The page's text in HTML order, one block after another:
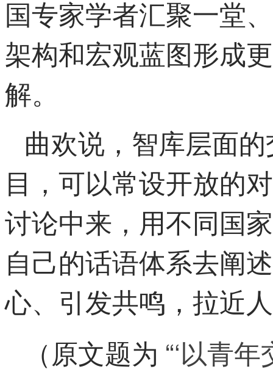
国专家学者汇聚一堂
架构和宏观蓝图形成
解。
曲欢说，智库层面
目，可以常设开放的
讨论中来，用不同国
自己的话语体系去阐
心、引发共鸣，拉近
（ 原文题为 “‘以青